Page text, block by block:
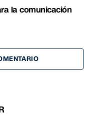
la comunicación